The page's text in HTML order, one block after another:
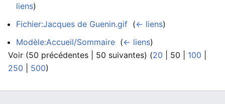
liens)
Fichier:Jacques de Guenin.gif (← liens)
Modèle:Accueil/Sommaire (← liens)
Voir (50 précédentes 50 suivantes) (20 50 100
250
500)